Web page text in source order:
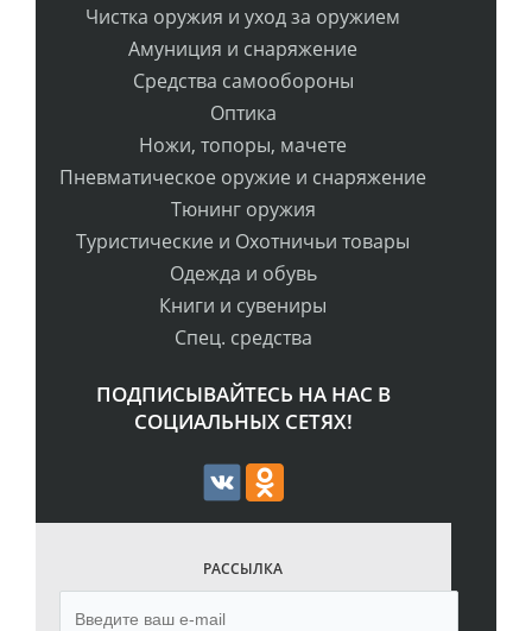
Чистка оружия и уход за оружием
Амуниция и снаряжение
Средства самообороны
Оптика
Ножи, топоры, мачете
Пневматическое оружие и снаряжение
Тюнинг оружия
Туристические и Охотничьи товары
Одежда и обувь
Книги и сувениры
Спец. средства
ПОДПИСЫВАЙТЕСЬ НА НАС В
СОЦИАЛЬНЫХ СЕТЯХ!
РАССЫЛКА